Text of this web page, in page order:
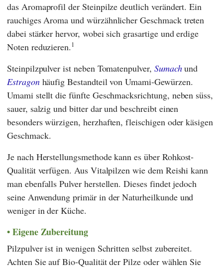
das Aromaprofil der Steinpilze deutlich verändert. Ein
rauchiges Aroma und würzähnlicher Geschmack treten
dabei stärker hervor, wobei sich grasartige und erdige
Noten reduzieren.1
Steinpilzpulver ist neben Tomatenpulver, Sumachund
Estragonhäufig Bestandteil von Umami-Gewürzen.
Umami stellt die fünfte Geschmacksrichtung, neben süss,
sauer, salzig und bitter dar und beschreibt einen
besonders würzigen, herzhaften, fleischigen oder käsigen
Geschmack.
Je nach Herstellungsmethode kann es über Rohkost-
Qualität verfügen. Aus Vitalpilzen wie dem Reishi kann
man ebenfalls Pulver herstellen. Dieses findet jedoch
seine Anwendung primär in der Naturheilkunde und
weniger in der Küche.
Eigene Zubereitung
Pilzpulver ist in wenigen Schritten selbst zubereitet.
Achten Sie auf Bio-Qualität der Pilze oder wählen Sie